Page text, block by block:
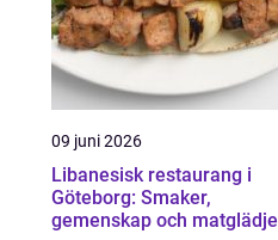
09 juni 2026
Libanesisk restaurang i
Göteborg: Smaker,
gemenskap och matglädje